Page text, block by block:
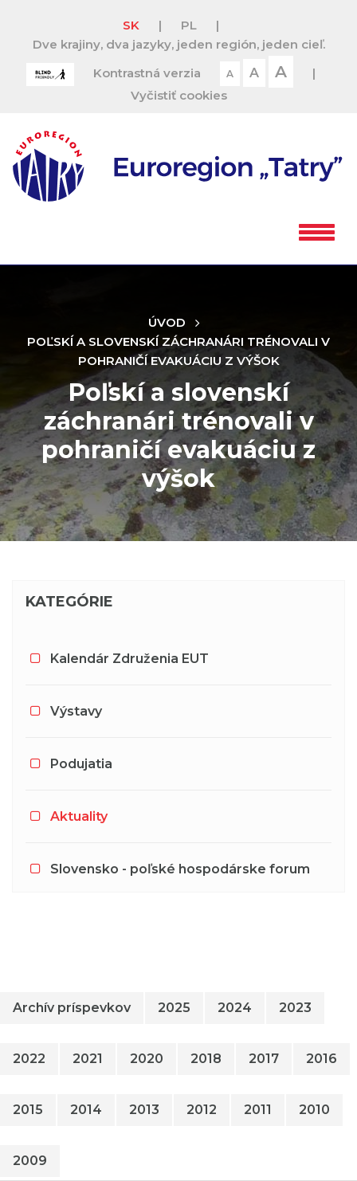
SK | PL
|
Dve krajiny, dva jazyky, jeden región, jeden cieľ.
Kontrastná verzia
A A A
|
Vyčistiť cookies
ÚVOD
POĽSKÍ A SLOVENSKÍ ZÁCHRANÁRI TRÉNOVALI V
POHRANIČÍ EVAKUÁCIU Z VÝŠOK
Poľskí a slovenskí
záchranári trénovali v
pohraničí evakuáciu z
výšok
KATEGÓRIE
Kalendár Združenia EUT
Výstavy
Podujatia
Aktuality
Slovensko - poľské hospodárske forum
Archív príspevkov 2025 2024 2023
2022 2021 2020 2018 2017 2016
2015 2014 2013 2012 2011 2010
2009